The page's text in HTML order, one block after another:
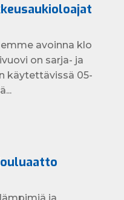
avoinna klo
on sarja- ja
käytettävissä 05-